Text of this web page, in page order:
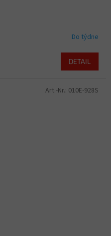
Do týdne
DETAIL
Art.-Nr.: 010E-928S